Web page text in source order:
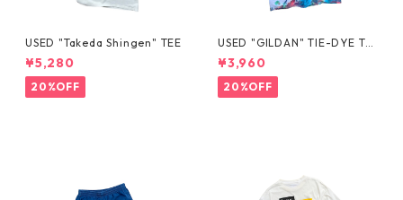
USED "Takeda Shingen" TEE
¥5,280
20%OFF
USED "GILDAN" TIE-DYE TE
E
¥3,960
20%OFF